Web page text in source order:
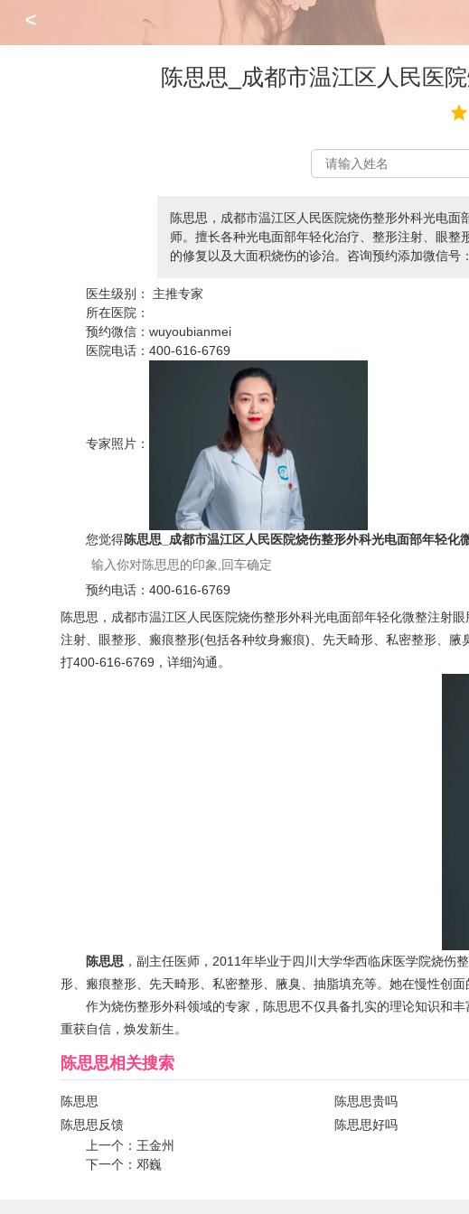
<
陈思思_成都市温江区人民医
陈思思，成都市温江区人民医院烧伤整形外科光电
师。擅长各种光电面部年轻化治疗、整形注射、眼
的修复以及大面积烧伤的诊治。咨询预约添加微信
医生级别：
主推专家
所在医院：
预约微信：wuyoubianmei
医院电话：400-616-6769
专家照片：
您觉得陈思思_成都市温江区人民医院烧伤整形外科光电面部年轻化
预约电话：400-616-6769
陈思思，成都市温江区人民医院烧伤整形外科光电面部年轻化微整注射
注射、眼整形、瘢痕整形(包括各种纹身瘢痕)、先天畸形、私密整形、
打400-616-6769，详细沟通。
陈思思 ，副主任医师，2011年毕业于四川大学华西临床医学院烧
形、瘢痕整形、先天畸形、私密整形、腋臭、抽脂填充等。她在慢性创
作为烧伤整形外科领域的专家，陈思思不仅具备扎实的理论知识和
重获自信，焕发新生。
陈思思相关搜索
陈思思 陈思思贵吗
陈思思反馈
陈思思好吗
上一个： 王金州
下一个：邓巍